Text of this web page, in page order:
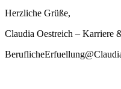
Herzliche Grüße,
Claudia Oestreich – Karriere